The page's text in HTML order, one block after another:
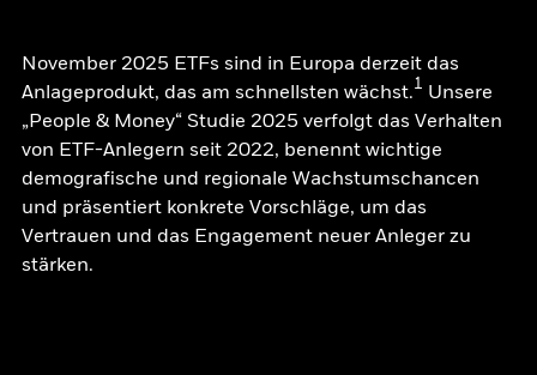
November 2025 ETFs sind in Europa derzeit das
Anlageprodukt, das am schnellsten wächst.1 Unsere
„People & Money“ Studie 2025 verfolgt das Verhalten
von ETF-Anlegern seit 2022, benennt wichtige
demografische und regionale Wachstumschancen
und präsentiert konkrete Vorschläge, um das
Vertrauen und das Engagement neuer Anleger zu
stärken.